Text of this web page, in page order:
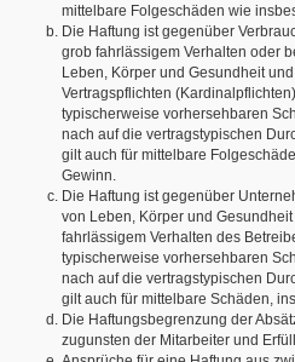
mittelbare Folgeschäden wie
Die Haftung ist gegenüber
grob fahrlässigem Verhalten oder
Leben, Körper und Gesundheit
Vertragspflichten
typischerweise vorhersehbaren
nach auf die vertragstypischen
gilt auch für mittelbare
Gewinn.
Die Haftung ist gegenüber
von Leben, Körper und
fahrlässigem Verhalten des
typischerweise vorhersehbaren
nach auf die vertragstypischen
gilt auch für mittelbare Schäden,
Die Haftungsbegrenzung der
zugunsten der Mitarbeiter und